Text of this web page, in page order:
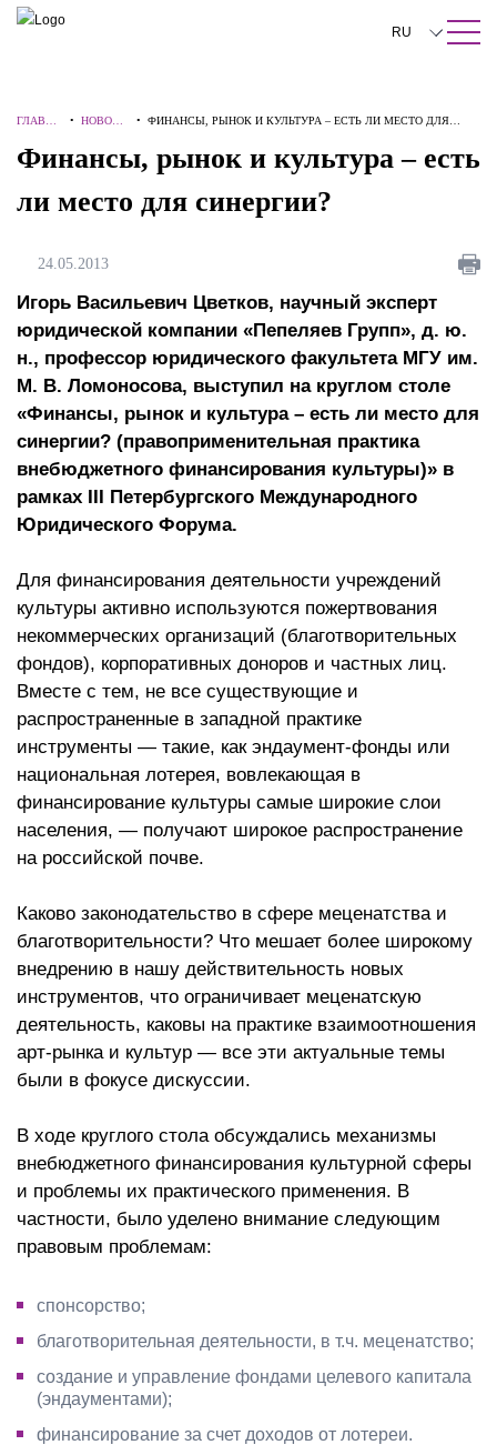
ПОИСК ПО САЙТУ Закрыть
RU
中文
한국어
Italiano
Español
Français
日本語
Português
Türkçe
ГЛАВНА
•НОВОСТ
• ФИНАНСЫ, РЫНОК И КУЛЬТУРА – ЕСТЬ ЛИ МЕСТО ДЛЯ
Финансы, рынок и культура – есть
ли место для синергии?
24.05.2013
Игорь Васильевич Цветков, научный эксперт
юридической компании «Пепеляев Групп», д. ю.
н., профессор юридического факультета МГУ им.
М. В. Ломоносова, выступил на круглом столе
«Финансы, рынок и культура – есть ли место для
синергии? (правоприменительная практика
внебюджетного финансирования культуры)» в
рамках III Петербургского Международного
Юридического Форума.
Для финансирования деятельности учреждений
культуры активно используются пожертвования
некоммерческих организаций (благотворительных
фондов), корпоративных доноров и частных лиц.
Вместе с тем, не все существующие и
распространенные в западной практике
инструменты — такие, как эндаумент-фонды или
национальная лотерея, вовлекающая в
финансирование культуры самые широкие слои
населения, — получают широкое распространение
на российской почве.
Каково законодательство в сфере меценатства и
благотворительности? Что мешает более широкому
внедрению в нашу действительность новых
инструментов, что ограничивает меценатскую
деятельность, каковы на практике взаимоотношения
арт-рынка и культур — все эти актуальные темы
были в фокусе дискуссии.
В ходе круглого стола обсуждались механизмы
внебюджетного финансирования культурной сферы
и проблемы их практического применения. В
частности, было уделено внимание следующим
правовым проблемам:
спонсорство;
благотворительная деятельности, в т.ч. меценатство;
создание и управление фондами целевого капитала
(эндаументами);
финансирование за счет доходов от лотереи.